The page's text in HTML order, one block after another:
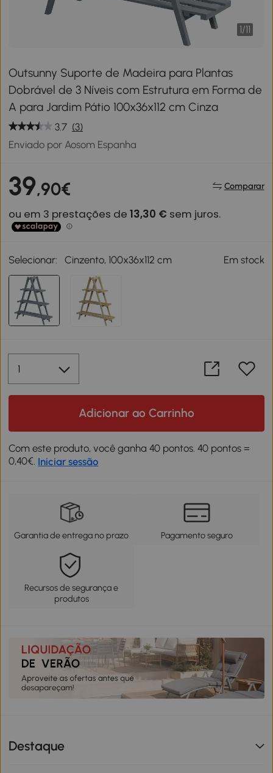
1/11
Outsunny Suporte de Madeira para Plantas
Dobrável de 3 Níveis com Estrutura em Forma de
A para Jardim Pátio 100x36x112 cm Cinza
3.7 (3)
Enviado por Aosom Espanha
39,90€ Comparar
Selecionar: Cinzento, 100x36x112 cm Em stock
Adicionar ao Carrinho
Com este produto, você ganha 40 pontos. 40 pontos =
0,40€. Iniciar sessão
Garantia de entrega no prazo Pagamento seguro
Recursos de segurança e
produtos
Destaque